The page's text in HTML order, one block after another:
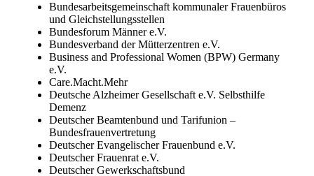
Bundesarbeitsgemeinschaft kommunaler Frauenbüros
und Gleichstellungsstellen
Bundesforum Männer e.V.
Bundesverband der Mütterzentren e.V.
Business and Professional Women (BPW) Germany
e.V.
Care.Macht.Mehr
Deutsche Alzheimer Gesellschaft e.V. Selbsthilfe
Demenz
Deutscher Beamtenbund und Tarifunion –
Bundesfrauenvertretung
Deutscher Evangelischer Frauenbund e.V.
Deutscher Frauenrat e.V.
Deutscher Gewerkschaftsbund